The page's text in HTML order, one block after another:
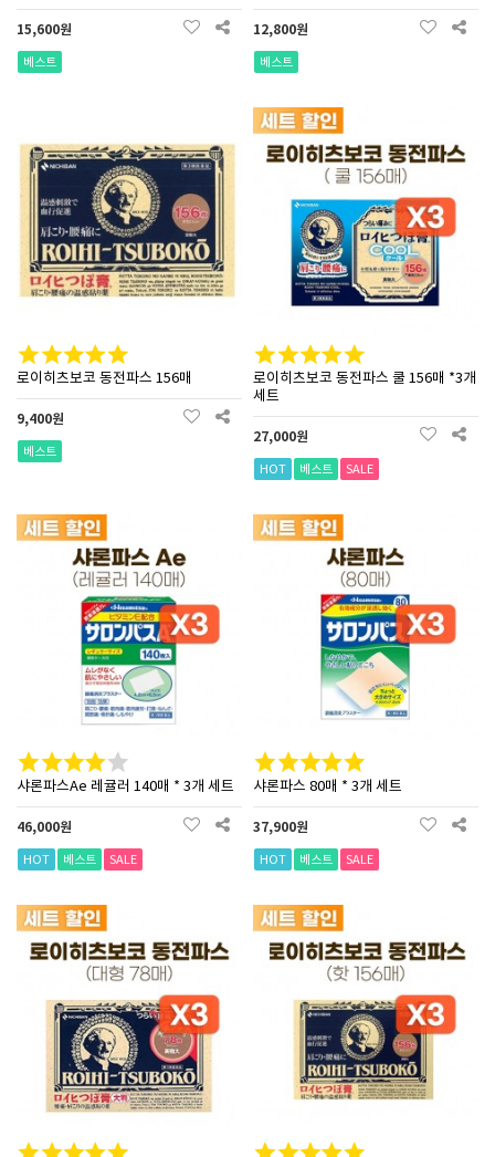
15,600원
베스트
12,800원
베스트
로이히츠보코 동전파스 156매
9,400원
베스트
로이히츠보코 동전파스 쿨 156매 *3개
세트
27,000원
HOT 베스트 SALE
샤론파스Ae 레귤러 140매 * 3개 세트
46,000원
HOT 베스트 SALE
샤론파스 80매 * 3개 세트
37,900원
HOT 베스트 SALE